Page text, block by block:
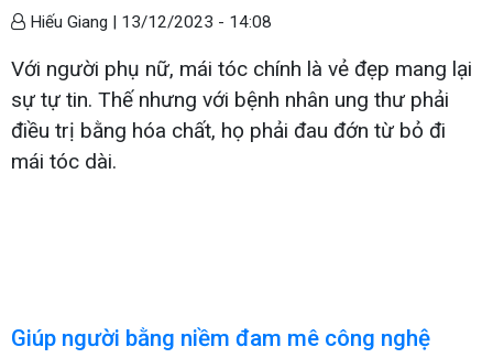
Hiếu Giang | 13/12/2023 - 14:08
Với người phụ nữ, mái tóc chính là vẻ đẹp mang lại
sự tự tin. Thế nhưng với bệnh nhân ung thư phải
điều trị bằng hóa chất, họ phải đau đớn từ bỏ đi
mái tóc dài.
Giúp người bằng niềm đam mê công nghệ